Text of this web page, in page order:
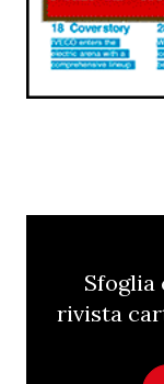
Sfoglia
rivista